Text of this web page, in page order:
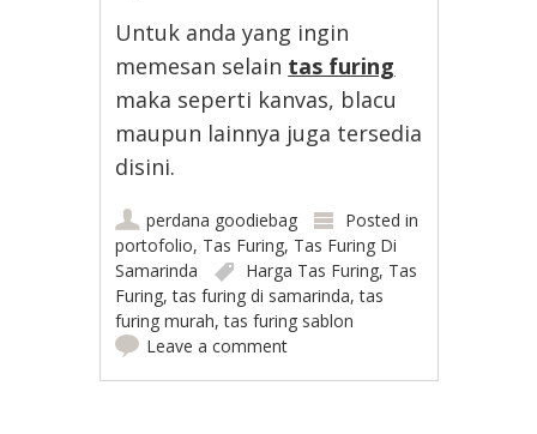
Untuk anda yang ingin
memesan selain tas furing
maka seperti kanvas, blacu
maupun lainnya juga tersedia
disini.
perdana goodiebag
Posted in
portofolio, Tas Furing, Tas Furing Di
Samarinda
Harga Tas Furing, Tas
Furing,tas furing di samarinda,tas
furing murah,tas furing sablon
Leave a comment